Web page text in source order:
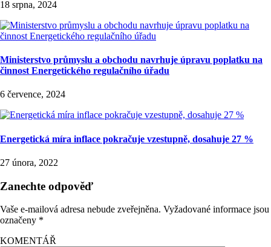
18 srpna, 2024
Ministerstvo průmyslu a obchodu navrhuje úpravu poplatku na
činnost Energetického regulačního úřadu
6 července, 2024
Energetická míra inflace pokračuje vzestupně, dosahuje 27 %
27 února, 2022
Zanechte odpověď
Vaše e-mailová adresa nebude zveřejněna. Vyžadované informace jsou
označeny *
KOMENTÁŘ